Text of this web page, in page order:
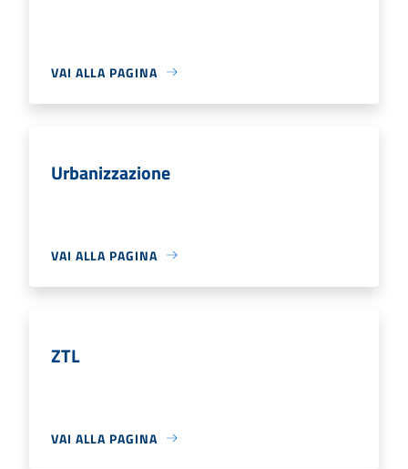
VAI ALLA PAGINA
Urbanizzazione
VAI ALLA PAGINA
ZTL
VAI ALLA PAGINA